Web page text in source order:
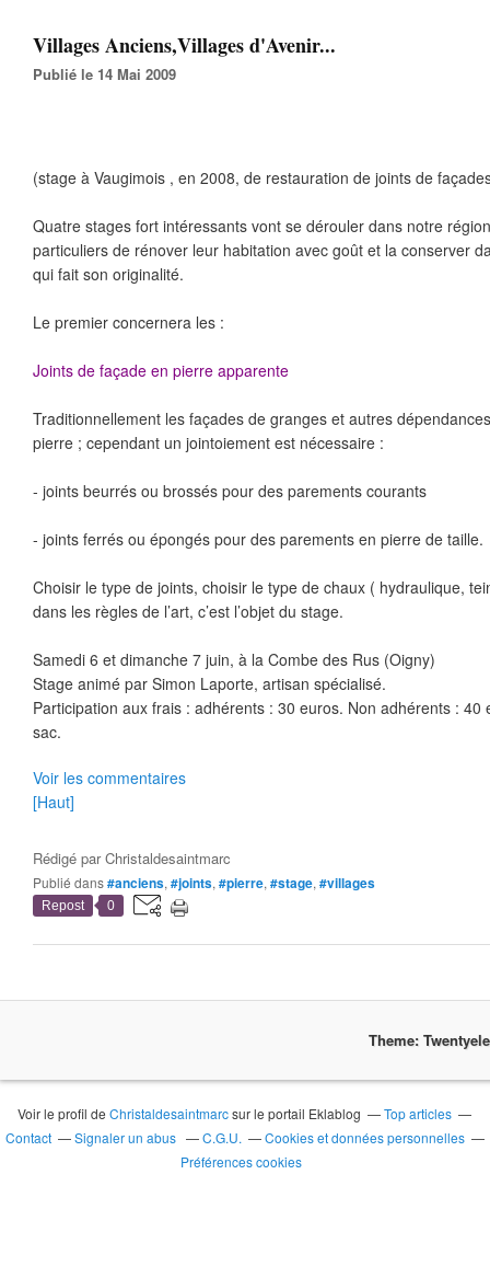
Villages Anciens,Villages d'Avenir...
Publié le 14 Mai 2009
(stage à Vaugimois , en 2008, de restauration de joints de
Quatre stages fort intéressants vont se dérouler dans notre
particuliers de rénover leur habitation avec goût et la conserver
qui fait son originalité.
Le premier concernera les :
Joints de façade en pierre apparente
Traditionnellement les façades de granges et autres
pierre ; cependant un jointoiement est nécessaire :
- joints beurrés ou brossés pour des parements courants
- joints ferrés ou épongés pour des parements en pierre de taille.
Choisir le type de joints, choisir le type de chaux ( hydraulique,
dans les règles de l’art, c’est l’objet du stage.
Samedi 6 et dimanche 7 juin, à la Combe des Rus (Oigny)
Stage animé par Simon Laporte, artisan spécialisé.
Participation aux frais : adhérents : 30 euros. Non adhérents : 40
sac.
Voir les commentaires
[Haut]
Rédigé parChristaldesaintmarc
Publié dans#anciens, #joints, #pierre, #stage, #villages
Repost 0
Theme:
Voir le profil deChristaldesaintmarcsur le portail Eklablog
Top articles
Contact
Signaler un abus C.G.U.
Cookies et données personnelles
Préférences cookies